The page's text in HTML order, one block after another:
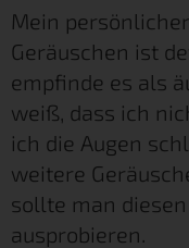
Mein
Geräuschen ist
empfinde es als
weiß, dass ich
ich die Augen
weitere
sollte man
ausprobieren.